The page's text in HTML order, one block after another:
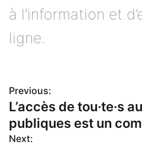
à l’information et
ligne.
N
a
Previous:
L’accès de tou·te·s
publiques est un
Next: